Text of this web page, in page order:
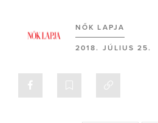
NŐK LAPJA
2018. JÚLIUS 25.